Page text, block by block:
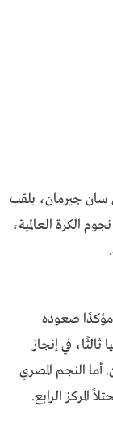
سان جيرمان، بلقب
الكرة العالمية،
مؤكدًا صعوده
في إنجاز
النجم المصري
المركز الرابع.